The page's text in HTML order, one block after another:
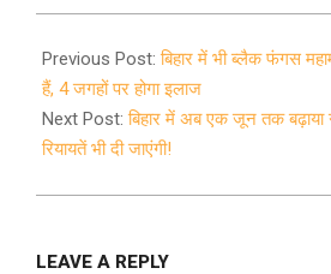
05-
23
Previous Post:बिहार में भी ब्लैक फंगस
हैं, 4 जगहों पर होगा इलाज
Next Post:बिहार में अब एक जून तक
रियायतें भी दी जाएंगी!
LEAVE A REPLY